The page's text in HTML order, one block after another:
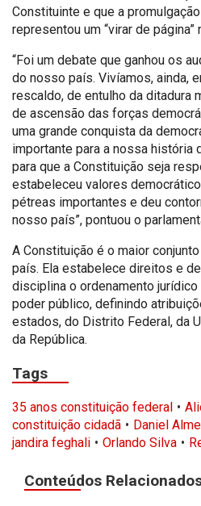
Constituinte e que a
representou um “virar de
“Foi um debate que ganhou os
do nosso país. Vivíamos, ainda,
rescaldo, de entulho da ditadura
de ascensão das forças
uma grande conquista da
importante para a nossa história
para que a Constituição seja
estabeleceu valores
pétreas importantes e deu
nosso país”, pontuou o
A Constituição é o maior
país. Ela estabelece direitos e
disciplina o ordenamento
poder público, definindo
estados, do Distrito Federal, da
da República.
Tags
35 anos constituição federal
constituição cidadã
Daniel
jandira feghali
Orlando Silva
Conteúdos